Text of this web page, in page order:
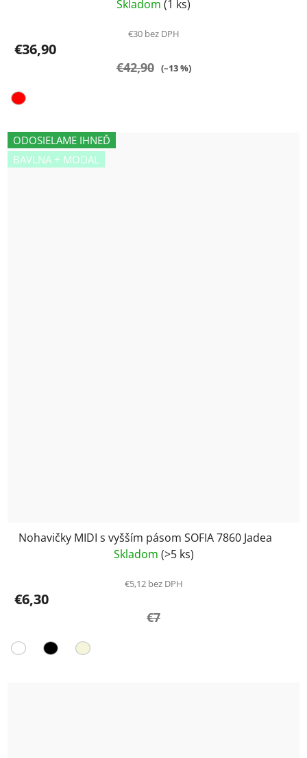
Skladom (1 ks)
€30 bez DPH
€36,90
€42,90 (–13 %)
ODOSIELAME IHNEĎ
BAVLNA + MODAL
Nohavičky MIDI s vyšším pásom SOFIA 7860 Jadea
Skladom (>5 ks)
€5,12 bez DPH
€6,30
€7